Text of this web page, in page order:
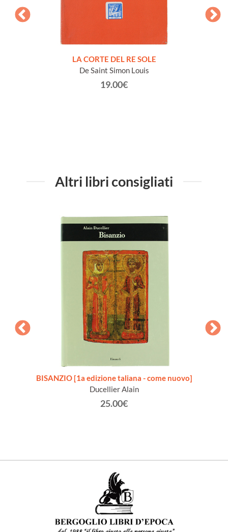
LA CORTE DEL RE SOLE
De Saint Simon Louis
19.00€
Altri libri consigliati
BISANZIO [1a edizione taliana - come nuovo]
Ducellier Alain
25.00€